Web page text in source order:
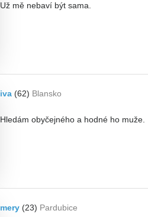
Už mě nebaví být sama.
iva (62) Blansko
Hledám obyčejného a hodné ho muže.
mery (23) Pardubice